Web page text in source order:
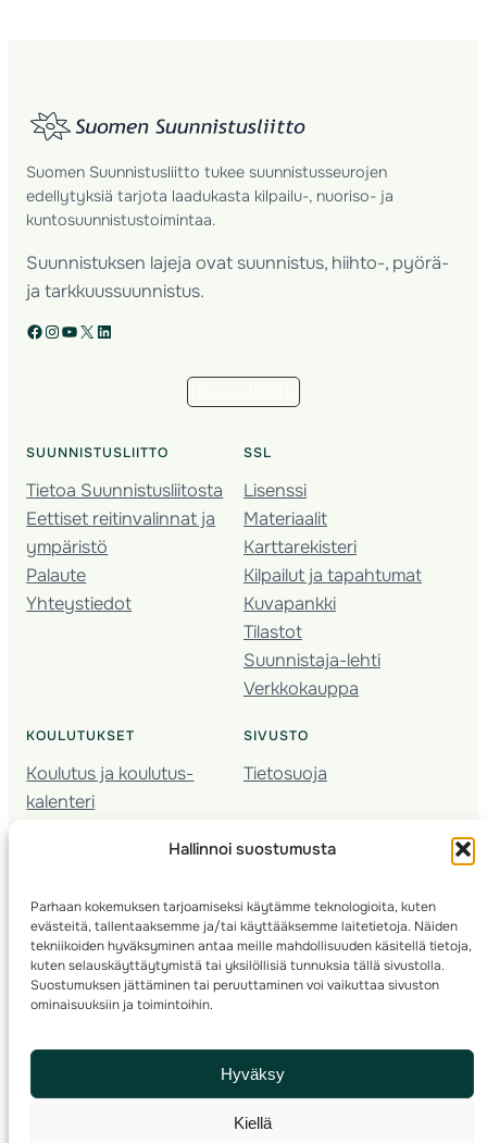
Hallinnoi suostumusta
Parhaan kokemuksen tarjoamiseksi käytämme teknologioita, kuten
evästeitä, tallentaaksemme ja/tai käyttääksemme laitetietoja. Näiden
tekniikoiden hyväksyminen antaa meille mahdollisuuden käsitellä tietoja,
kuten selauskäyttäytymistä tai yksilöllisiä tunnuksia tällä sivustolla.
Suostumuksen jättäminen tai peruuttaminen voi vaikuttaa sivuston
ominaisuuksiin ja toimintoihin.
Hyväksy
Kiellä
Suomen Suunnistusliitto tukee suunnistusseurojen
edellytyksiä tarjota laadukasta kilpailu-, nuoriso- ja
kuntosuunnistustoimintaa.
Suunnistuksen lajeja ovat suunnistus, hiihto-, pyörä-
ja tarkkuussuunnistus.
Facebook Instagram YouTube X LinkedIn
SUUNNISTUSLIITTO
Tietoa Suunnistusliitosta
Eettiset reitinvalinnat ja
ympäristö
Palaute
Yhteystiedot
SSL
Lisenssi
Materiaalit
Karttarekisteri
Kilpailut ja tapahtumat
Kuvapankki
Tilastot
Suunnistaja-lehti
Verkkokauppa
KOULUTUKSET
Koulutus ja koulutus­
kalenteri
Seura­kehittäminen
Kartoitus
Ratamestari
SIVUSTO
Tietosuoja
© 2025 ·Suomen Suunnistusliitto· Valimotie 10, 00380 Helsinki, Finland
info(a)suunnistusliitto.fi,Rastilipun asiat: rastilippu(a)suunnistusliitto.fi
Kilpailut ja kuntorastit – Rastilippu:::Rastilipun ohjeet